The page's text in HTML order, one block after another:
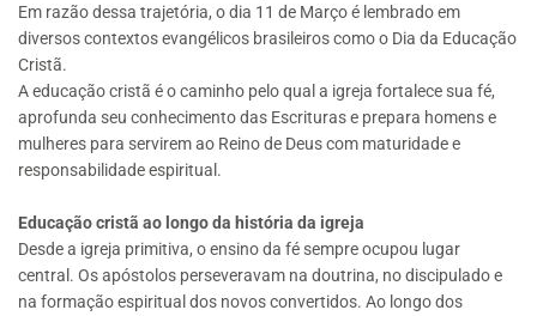
Em razão dessa trajetória, o dia 11 de Março é lembrado em
diversos contextos evangélicos brasileiros como o Dia da Educação
Cristã.
A educação cristã é o caminho pelo qual a igreja fortalece sua fé,
aprofunda seu conhecimento das Escrituras e prepara homens e
mulheres para servirem ao Reino de Deus com maturidade e
responsabilidade espiritual.
Educação cristã ao longo da história da igreja
Desde a igreja primitiva, o ensino da fé sempre ocupou lugar
central. Os apóstolos perseveravam na doutrina, no discipulado e
na formação espiritual dos novos convertidos. Ao longo dos